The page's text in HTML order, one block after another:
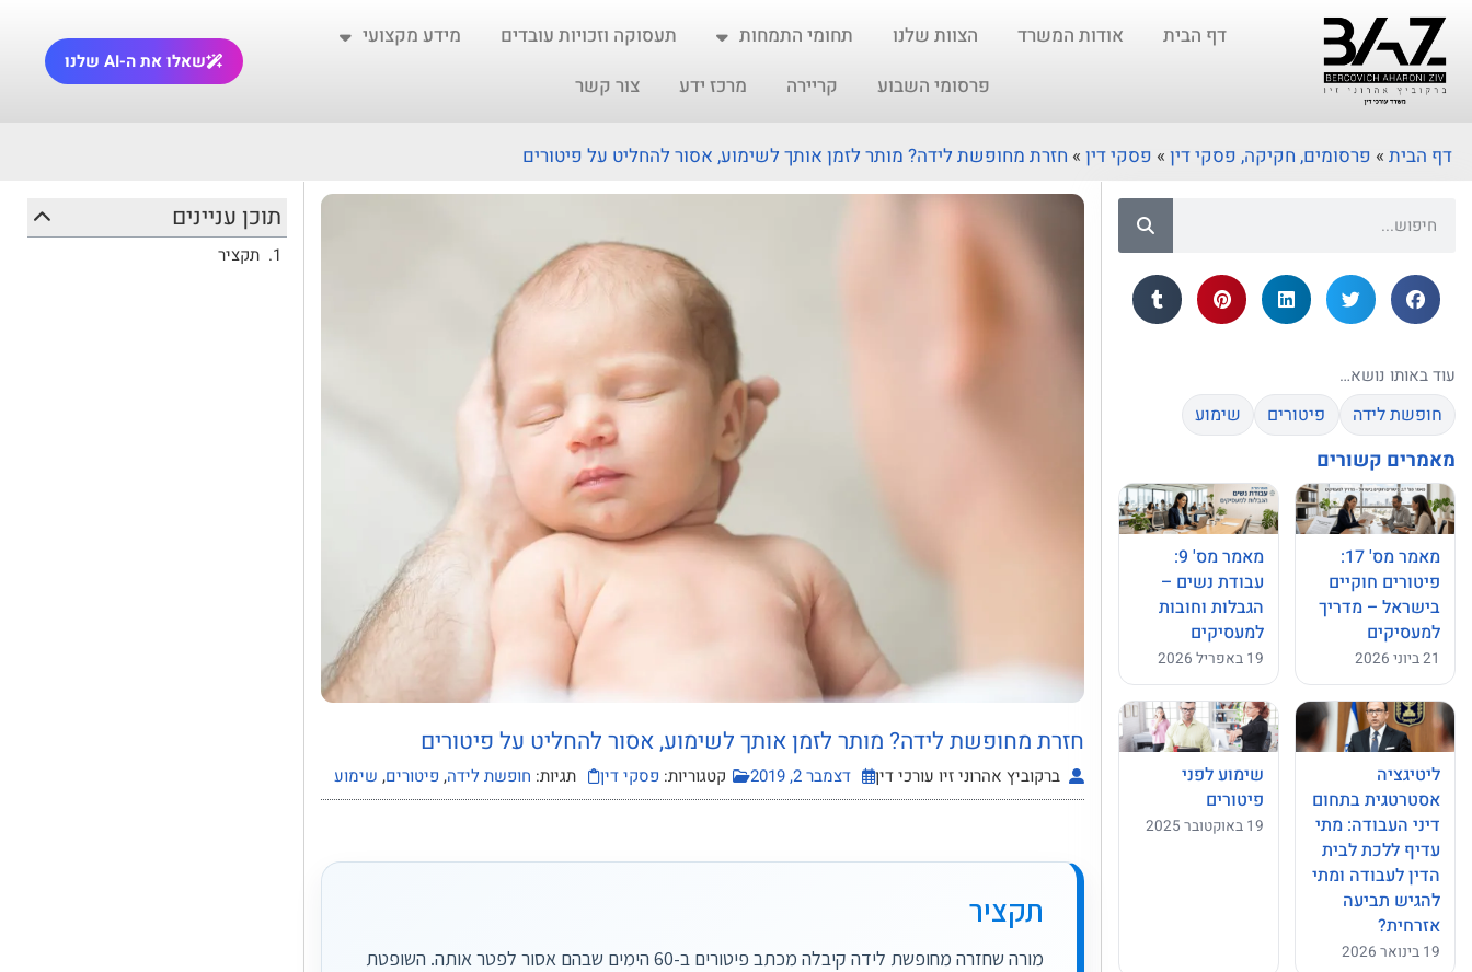
דף הבית אודות המשרד הצוות שלנו תחומי התמחות תעסוקה וזכויות עובדים
מידע מקצועי
פרסומי השבוע
קריירה מרכז ידע צור קשר
שאלו את ה-AI שלנו
דף הבית » פרסומים, חקיקה, פסקי דין » פסקי דין » חזרת מחופשת לידה? מותר לזמן אותך לשימוע, אסור להחליט על פיטורים
עוד באותו נושא…
חופשת לידה פיטורים שימוע
מאמרים קשורים
מאמר מס' 17:
פיטורים חוקיים
בישראל – מדריך
למעסיקים
21 ביוני 2026
מאמר מס' 9:
עבודת נשים –
הגבלות וחובות
למעסיקים
19 באפריל 2026
ליטיגציה
אסטרטגית בתחום
דיני העבודה: מתי
עדיף ללכת לבית
הדין לעבודה ומתי
להגיש תביעה
אזרחית?
19 בינואר 2026
שימוע לפני
פיטורים
19 באוקטובר 2025
חזרת מחופשת לידה? מותר לזמן אותך לשימוע, אסור להחליט על פיטורים
ברקוביץ אהרוני זיו עורכי דין דצמבר 2, 2019 קטגוריות: פסקי דין תגיות: חופשת לידה, פיטורים, שימוע
תקציר
מורה שחזרה מחופשת לידה קיבלה מכתב פיטורים ב-60 הימים שבהם אסור לפטר אותה. השופטת
תוכן עניינים
תקציר